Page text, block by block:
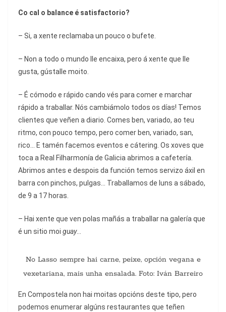
Co cal o balance é satisfactorio?
– Si, a xente reclamaba un pouco o bufete.
– Non a todo o mundo lle encaixa, pero á xente que lle
gusta, gústalle moito.
– É cómodo e rápido cando vés para comer e marchar
rápido a traballar. Nós cambiámolo todos os días! Temos
clientes que veñen a diario. Comes ben, variado, ao teu
ritmo, con pouco tempo, pero comer ben, variado, san,
rico… E tamén facemos eventos e cátering . Os xoves que
toca a Real Filharmonía de Galicia abrimos a cafetería.
Abrimos antes e despois da función temos servizo áxil en
barra con pinchos, pulgas… Traballamos de luns a sábado,
de 9 a 17 horas.
– Hai xente que ven polas mañás a traballar na galería que
é un sitio moi guay…
No Lasso sempre hai carne, peixe, opción vegana e
vexetariana, mais unha ensalada. Foto: Iván Barreiro
En Compostela non hai moitas opcións deste tipo, pero
podemos enumerar algúns restaurantes que teñen